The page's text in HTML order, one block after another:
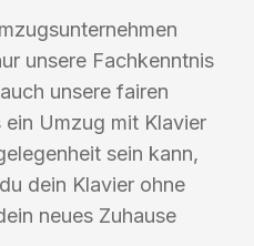
unsere Fachkenntnis
unsere fairen
ein Umzug mit Klavier
sein kann,
dein Klavier ohne
neues Zuhause